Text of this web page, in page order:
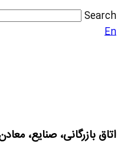
Search
En
اتاق بازرگانی، صنایع،